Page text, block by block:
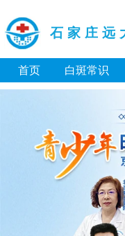
石家庄远
首页 白斑常识